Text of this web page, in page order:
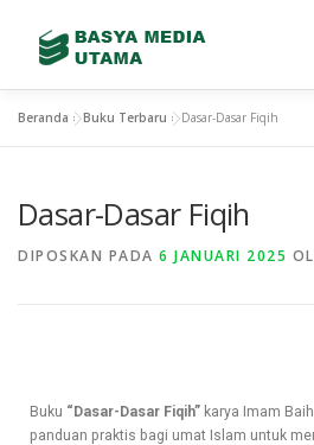
GALLERY TEAM
Beranda »Buku Terbaru »Dasar-Dasar Fiqih
Dasar-Dasar Fiqih
DIPOSKAN PADA 6 JANUARI 2025
Buku “Dasar-Dasar Fiqih” karya Imam
panduan praktis bagi umat Islam untuk